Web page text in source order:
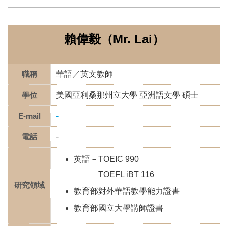
賴偉毅（Mr. Lai）
職稱 華語／英文教師
學位 美國亞利桑那州立大學 亞洲語文學 碩士
E-mail -
電話 -
研究領域
英語－TOEIC 990
TOEFL iBT 116
教育部對外華語教學能力證書
教育部國立大學講師證書